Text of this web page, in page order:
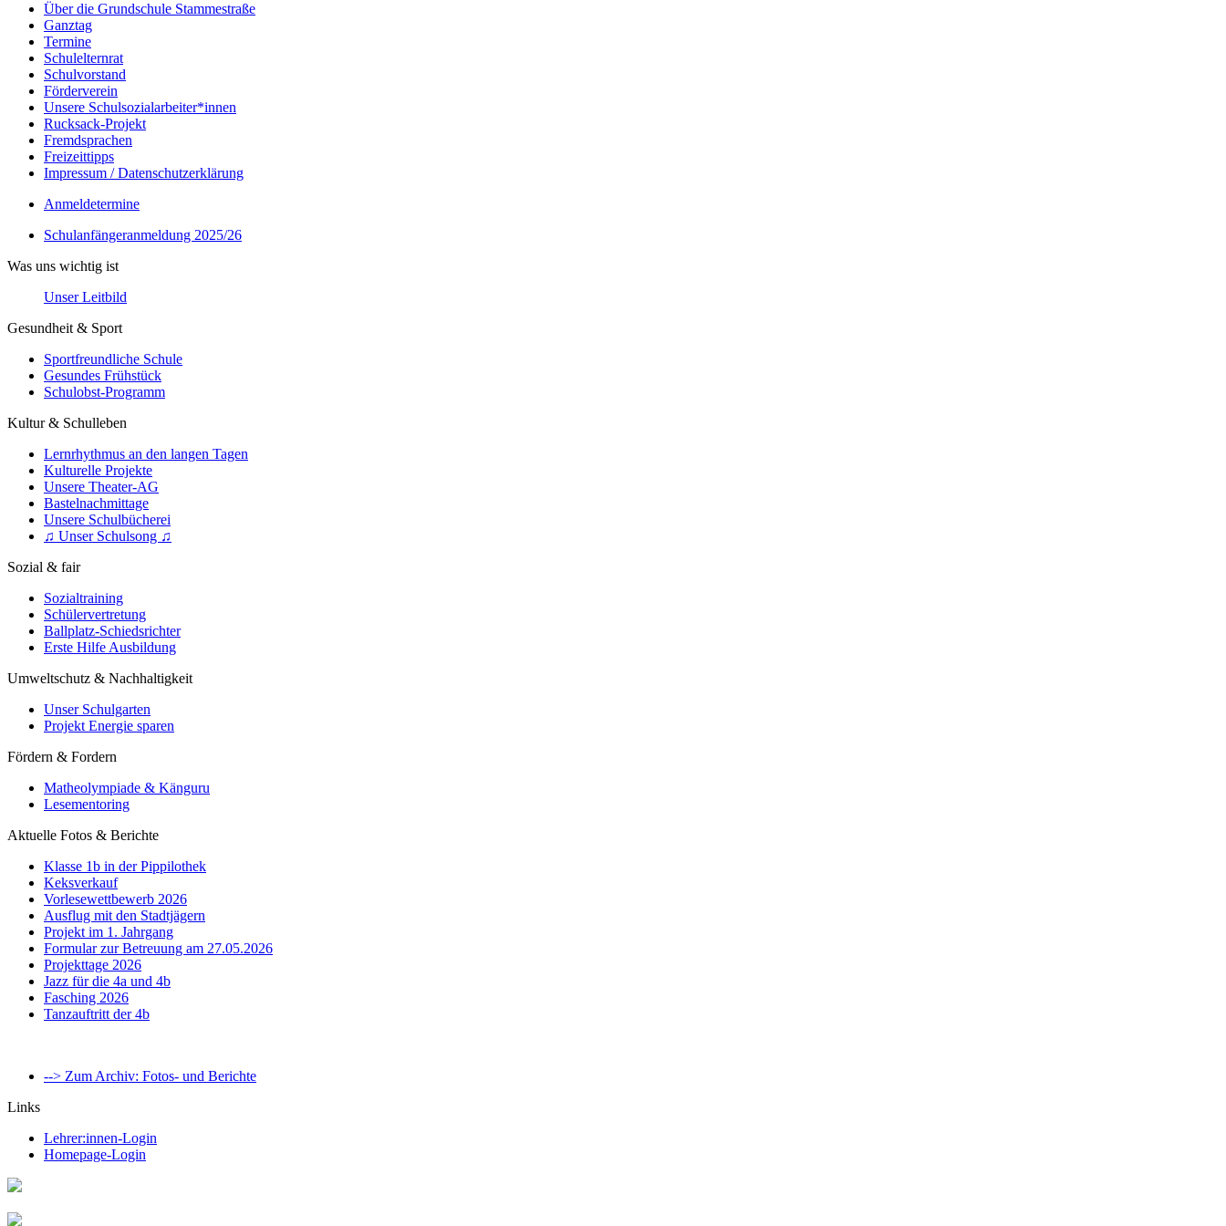
Über die Grundschule Stammestraße
Ganztag
Termine
Schulelternrat
Schulvorstand
Förderverein
Unsere Schulsozialarbeiter*innen
Rucksack-Projekt
Fremdsprachen
Freizeittipps
Impressum / Datenschutzerklärung
Anmeldetermine
Schulanfängeranmeldung 2025/26
Was uns wichtig ist
Unser Leitbild
Gesundheit & Sport
Sportfreundliche Schule
Gesundes Frühstück
Schulobst-Programm
Kultur & Schulleben
Lernrhythmus an den langen Tagen
Kulturelle Projekte
Unsere Theater-AG
Bastelnachmittage
Unsere Schulbücherei
♫ Unser Schulsong ♫
Sozial & fair
Sozialtraining
Schülervertretung
Ballplatz-Schiedsrichter
Erste Hilfe Ausbildung
Umweltschutz & Nachhaltigkeit
Unser Schulgarten
Projekt Energie sparen
Fördern & Fordern
Matheolympiade & Känguru
Lesementoring
Aktuelle Fotos & Berichte
Klasse 1b in der Pippilothek
Keksverkauf
Vorlesewettbewerb 2026
Ausflug mit den Stadtjägern
Projekt im 1. Jahrgang
Formular zur Betreuung am 27.05.2026
Projekttage 2026
Jazz für die 4a und 4b
Fasching 2026
Tanzauftritt der 4b
--> Zum Archiv: Fotos- und Berichte
Links
Lehrer:innen-Login
Homepage-Login